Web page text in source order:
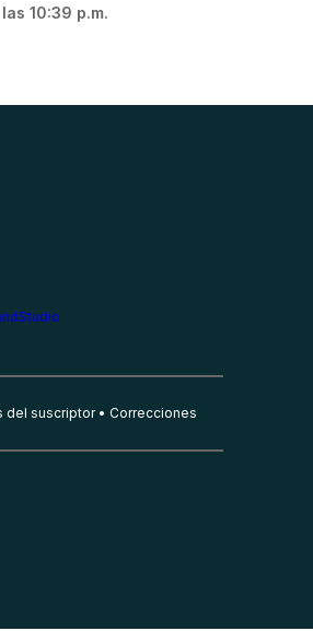
10:39 p.m.
del suscriptor Correcciones